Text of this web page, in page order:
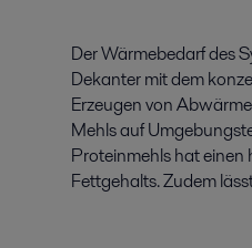
Der Wärmebedarf des
Dekanter mit dem
Erzeugen von
Mehls auf
Proteinmehls hat
Fettgehalts. Zudem